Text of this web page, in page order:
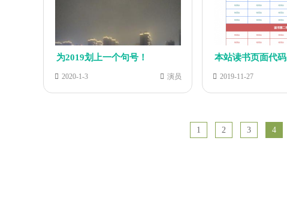
为2019划上一个句号！
2020-1-3 演员
本站读书页面代码
2019-11-27
1 2 3 4